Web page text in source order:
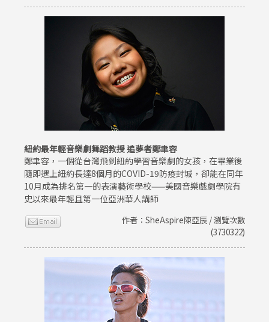
紐約最年輕音樂劇舞蹈教授 追夢者鄭聿容
鄭聿容，一個從台灣飛到紐約學習音樂劇的女孩，在畢業後
隨即遇上紐約長達8個月的COVID-19防疫封城，卻能在同年
10月成為排名第一的表演藝術學校——美國音樂戲劇學院有
史以來最年輕且第一位亞洲華人講師
作者：SheAspire陳亞辰 / 瀏覽次數
(3730322)